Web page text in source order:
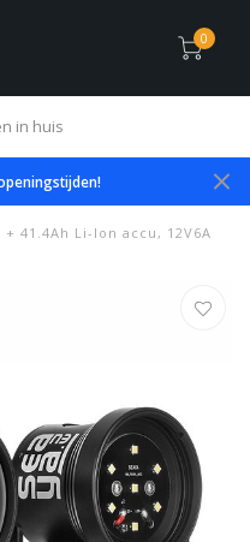
0
in huis
+ 41.4Ah Li-Ion accu, 12V6A